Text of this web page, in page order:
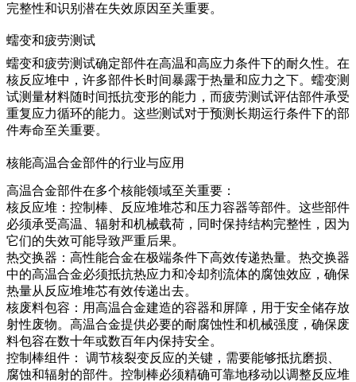
完整性和识别潜在失效原因至关重要。
蠕变和疲劳测试
蠕变和疲劳测试确定部件在高温和高应力条件下的耐久性。在
核反应堆中，许多部件长时间暴露于热量和应力之下。蠕变测
试测量材料随时间抵抗变形的能力，而疲劳测试评估部件承受
重复应力循环的能力。这些测试对于预测长期运行条件下的部
件寿命至关重要。
核能高温合金部件的行业与应用
高温合金部件在多个核能领域至关重要：
核反应堆 ：控制棒、反应堆堆芯和压力容器等部件。这些部件
必须承受高温、辐射和机械载荷，同时保持结构完整性，因为
它们的失效可能导致严重后果。
热交换器 ：高性能合金在极端条件下高效传递热量。热交换器
中的高温合金必须抵抗热应力和冷却剂流体的腐蚀效应，确保
热量从反应堆堆芯有效传递出去。
核废料包容 ：用高温合金建造的容器和屏障，用于安全储存放
射性废物。高温合金提供必要的耐腐蚀性和机械强度，确保废
料包容在数十年或数百年内保持安全。
控制棒组件 ：
调节核裂变反应的关键，需要能够抵抗磨损、
腐蚀和辐射的部件。控制棒必须精确可靠地移动以调整反应堆